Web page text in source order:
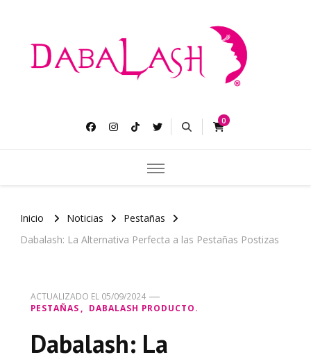
Dabalash
Pestañas más largas gruesas y abundantes.
0
Inicio Noticias
Pestañas
Dabalash: La Alternativa Perfecta a las Pestañas Postizas
ACTUALIZADO EL 05/09/2024
PESTAÑAS
DABALASH PRODUCTO.
Dabalash: La